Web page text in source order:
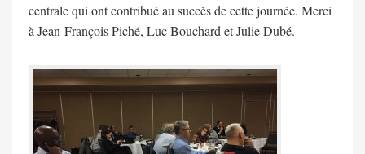
centrale qui ont contribué au succès de cette journée. Merci
à Jean-François Piché, Luc Bouchard et Julie Dubé.